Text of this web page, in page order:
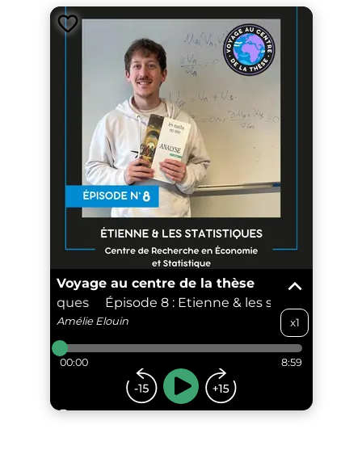
Voyage au centre de la thèse
statistiques
Épisode 8 : Etienne & les statistiques
Amélie Elouin x1
00:00 8:59
...